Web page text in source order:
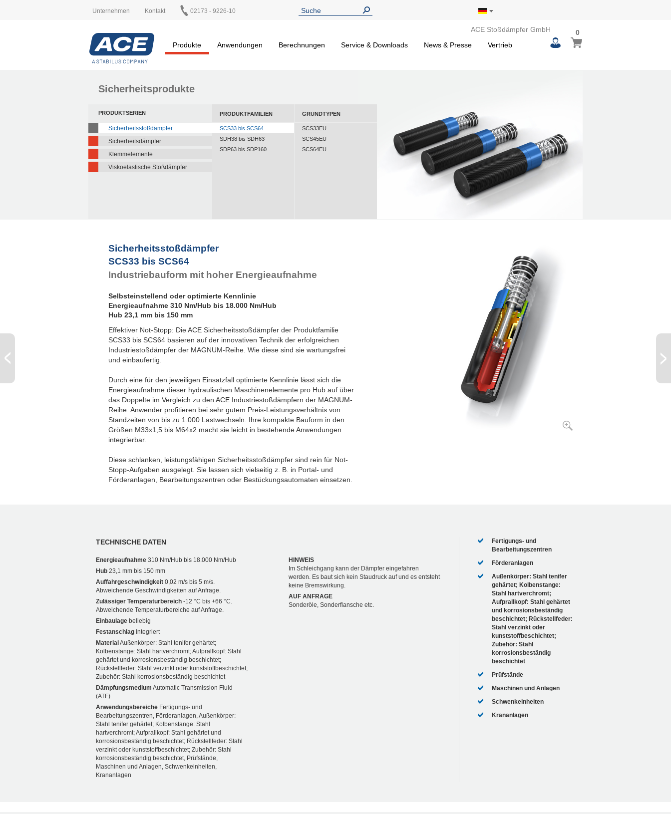
Unternehmen Kontakt 02173 - 9226-10
ACE Stoßdämpfer GmbH
Produkte
Anwendungen Berechnungen Service & Downloads News & Presse Vertrieb
0
Sicherheitsprodukte
PRODUKTSERIEN
Sicherheitsstoßdämpfer
Sicherheitsdämpfer
Klemmelemente
Viskoelastische Stoßdämpfer
PRODUKTFAMILIEN
SCS33 bis SCS64
SDH38 bis SDH63
SDP63 bis SDP160
GRUNDTYPEN
SCS33EU
SCS45EU
SCS64EU
Sicherheitsstoßdämpfer
SCS33 bis SCS64
Industriebauform mit hoher Energieaufnahme
Selbsteinstellend oder optimierte Kennlinie
Energieaufnahme 310 Nm/Hub bis 18.000 Nm/Hub
Hub 23,1 mm bis 150 mm
Effektiver Not-Stopp: Die ACE Sicherheitsstoßdämpfer der Produktfamilie
SCS33 bis SCS64 basieren auf der innovativen Technik der erfolgreichen
Industriestoßdämpfer der MAGNUM-Reihe. Wie diese sind sie wartungsfrei
und einbaufertig.
Durch eine für den jeweiligen Einsatzfall optimierte Kennlinie lässt sich die
Energieaufnahme dieser hydraulischen Maschinenelemente pro Hub auf über
das Doppelte im Vergleich zu den ACE Industriestoßdämpfern der MAGNUM-
Reihe. Anwender profitieren bei sehr gutem Preis-Leistungsverhältnis von
Standzeiten von bis zu 1.000 Lastwechseln. Ihre kompakte Bauform in den
Größen M33x1,5 bis M64x2 macht sie leicht in bestehende Anwendungen
integrierbar.
Diese schlanken, leistungsfähigen Sicherheitsstoßdämpfer sind rein für Not-
Stopp-Aufgaben ausgelegt. Sie lassen sich vielseitig z. B. in Portal- und
Förderanlagen, Bearbeitungszentren oder Bestückungsautomaten einsetzen.
TECHNISCHE DATEN
Energieaufnahme 310 Nm/Hub bis 18.000 Nm/Hub
Hub 23,1 mm bis 150 mm
Auffahrgeschwindigkeit 0,02 m/s bis 5 m/s.
Abweichende Geschwindigkeiten auf Anfrage.
Zulässiger Temperaturbereich -12 °C bis +66 °C.
Abweichende Temperaturbereiche auf Anfrage.
Einbaulage beliebig
Festanschlag Integriert
Material Außenkörper: Stahl tenifer gehärtet;
Kolbenstange: Stahl hartverchromt; Aufprallkopf: Stahl
gehärtet und korrosionsbeständig beschichtet;
Rückstellfeder: Stahl verzinkt oder kunststoffbeschichtet;
Zubehör: Stahl korrosionsbeständig beschichtet
Dämpfungsmedium Automatic Transmission Fluid
(ATF)
Anwendungsbereiche Fertigungs- und
Bearbeitungszentren, Förderanlagen, Außenkörper:
Stahl tenifer gehärtet; Kolbenstange: Stahl
hartverchromt; Aufprallkopf: Stahl gehärtet und
korrosionsbeständig beschichtet; Rückstellfeder: Stahl
verzinkt oder kunststoffbeschichtet; Zubehör: Stahl
korrosionsbeständig beschichtet, Prüfstände,
Maschinen und Anlagen, Schwenkeinheiten,
Krananlagen
HINWEIS
Im Schleichgang kann der Dämpfer eingefahren
werden. Es baut sich kein Staudruck auf und es entsteht
keine Bremswirkung.
AUF ANFRAGE
Sonderöle, Sonderflansche etc.
Fertigungs- und
Bearbeitungszentren
Förderanlagen
Außenkörper: Stahl tenifer
gehärtet; Kolbenstange:
Stahl hartverchromt;
Aufprallkopf: Stahl gehärtet
und korrosionsbeständig
beschichtet; Rückstellfeder:
Stahl verzinkt oder
kunststoffbeschichtet;
Zubehör: Stahl
korrosionsbeständig
beschichtet
Prüfstände
Maschinen und Anlagen
Schwenkeinheiten
Krananlagen